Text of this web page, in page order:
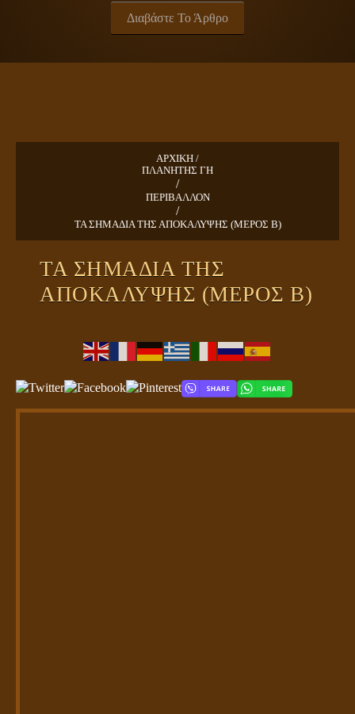
Διαβάστε Το Άρθρο
ΓΕΝΙΚΑ
ΚΛΕΙΔΙΑ
ΑΡΧΙΚΗ /
ΠΛΑΝΗΤΗΣ ΓΗ
/
ΠΕΡΙΒΑΛΛΟΝ
/
ΤΑ ΣΗΜΑΔΙΑ ΤΗΣ ΑΠΟΚΑΛΥΨΗΣ (ΜΕΡΟΣ Β)
ΤΑ ΣΗΜΑΔΙΑ ΤΗΣ
ΑΠΟΚΑΛΥΨΗΣ (ΜΕΡΟΣ Β)